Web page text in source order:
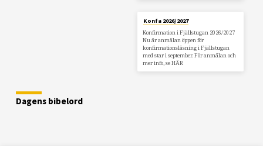
Konfa 2026/2027
Konfirmation i Fjällstugan 2026/2027
Nu är anmälan öppen för
konfirmationsläsning i Fjällstugan
med star i september. För anmälan och
mer info, se HÄR
Dagens bibelord